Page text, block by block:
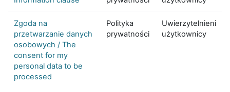
Zgoda na
przetwarzanie danych
osobowych / The
consent for my
personal data to be
processed
Polityka
prywatności
Uwierzytelnieni
użytkownicy